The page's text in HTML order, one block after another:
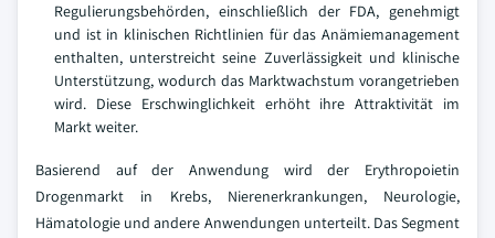
Regulierungsbehörden, einschließlich der FDA, genehmigt
und ist in klinischen Richtlinien für das Anämiemanagement
enthalten, unterstreicht seine Zuverlässigkeit und klinische
Unterstützung, wodurch das Marktwachstum vorangetrieben
wird. Diese Erschwinglichkeit erhöht ihre Attraktivität im
Markt weiter.
Basierend auf der Anwendung wird der Erythropoietin
Drogenmarkt in Krebs, Nierenerkrankungen, Neurologie,
Hämatologie und andere Anwendungen unterteilt. Das Segment